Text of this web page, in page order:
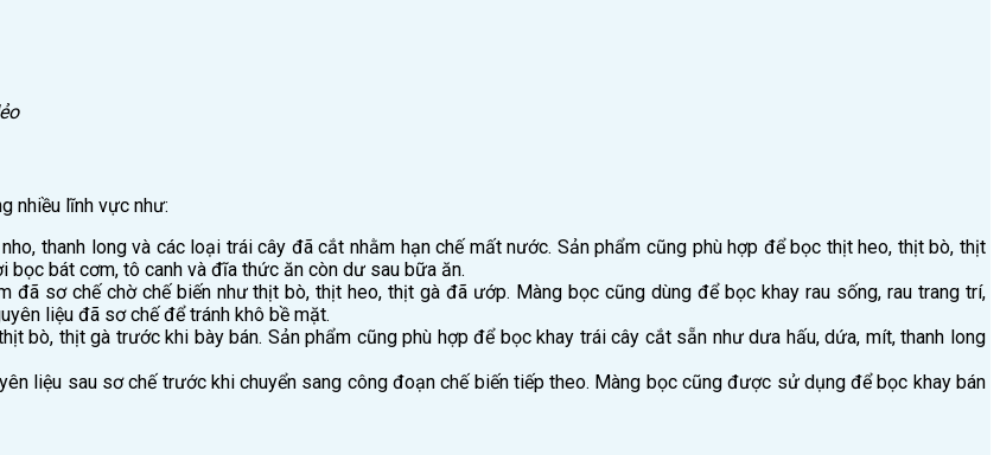
nhiều lĩnh vực như:
thanh long và các loại trái cây đã cắt nhằm hạn chế mất nước. Sản phẩm cũng phù hợp để bọc thịt heo, thịt bò, thịt
bát cơm, tô canh và đĩa thức ăn còn dư sau bữa ăn.
sơ chế chờ chế biến như thịt bò, thịt heo, thịt gà đã ướp. Màng bọc cũng dùng để bọc khay rau sống, rau trang trí,
liệu đã sơ chế để tránh khô bề mặt.
bò, thịt gà trước khi bày bán. Sản phẩm cũng phù hợp để bọc khay trái cây cắt sẵn như dưa hấu, dứa, mít, thanh long
liệu sau sơ chế trước khi chuyển sang công đoạn chế biến tiếp theo. Màng bọc cũng được sử dụng để bọc khay bán